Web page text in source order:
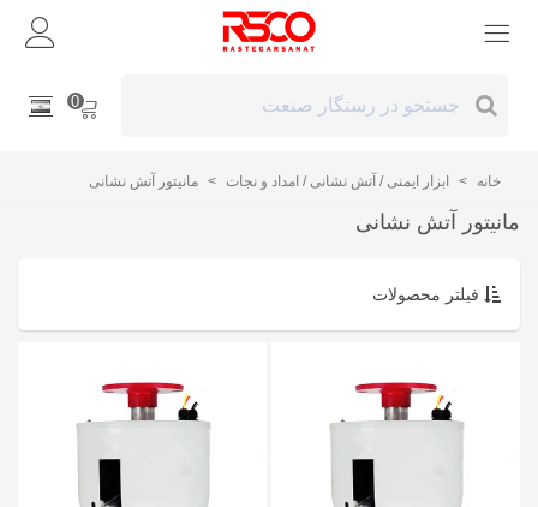
0
خانه > ابزار ایمنی / آتش نشانی / امداد و نجات > مانیتور آتش نشانی
مانیتور آتش نشانی
فیلتر محصولات